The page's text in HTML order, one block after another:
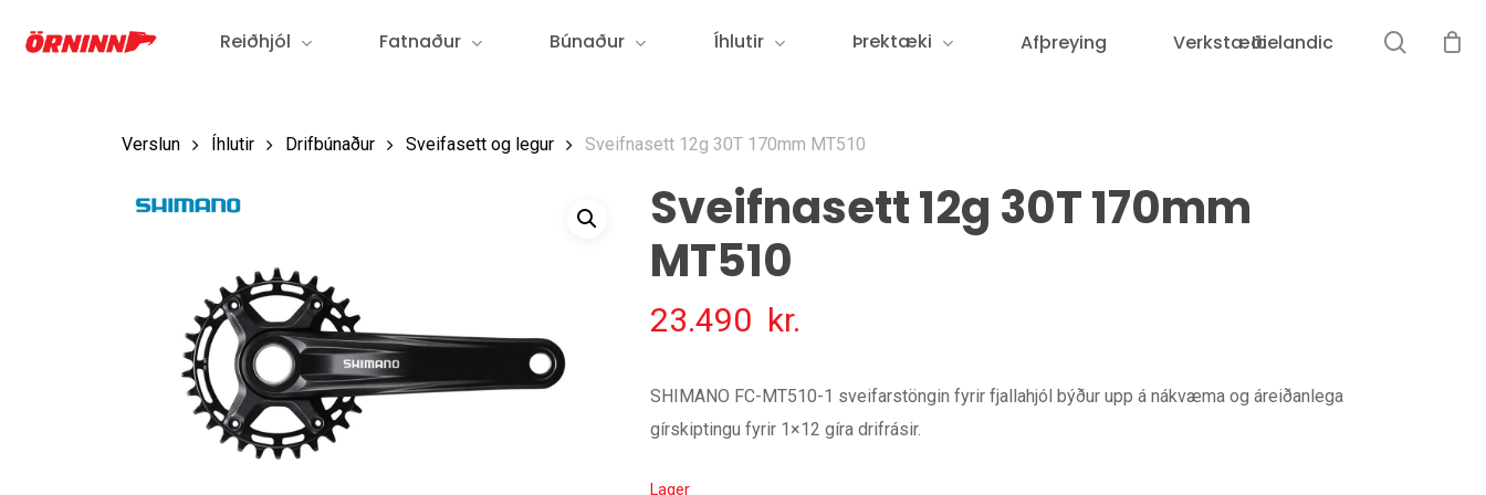
Reiðhjól Fatnaður Búnaður Íhlutir Þrektæki Afþreying VerkstæðiIcelandic
Verslun Íhlutir Drifbúnaður Sveifasett og legur Sveifnasett 12g 30T 170mm MT510
Sveifnasett 12g 30T 170mm
MT510
23.490 kr.
SHIMANO FC-MT510-1 sveifarstöngin fyrir fjallahjól býður upp á nákvæma og áreiðanlega
gírskiptingu fyrir 1×12 gíra drifrásir.
Lager